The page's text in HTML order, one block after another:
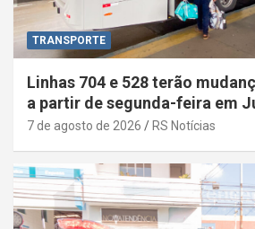
TRANSPORTE
Linhas 704 e 528 terão
a partir de segunda-feira em
7 de agosto de 2026 RS Notícias